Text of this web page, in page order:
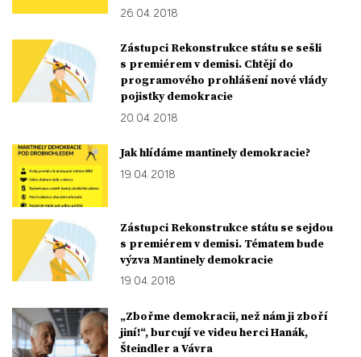
26. 04. 2018
Zástupci Rekonstrukce státu se sešli
s premiérem v demisi. Chtějí do
programového prohlášení nové vlády
pojistky demokracie
20. 04. 2018
Jak hlídáme mantinely demokracie?
19. 04. 2018
Zástupci Rekonstrukce státu se sejdou
s premiérem v demisi. Tématem bude
výzva Mantinely demokracie
19. 04. 2018
„Zbořme demokracii, než nám ji zboří
jiní!“, burcují ve videu herci Hanák,
Šteindler a Vávra